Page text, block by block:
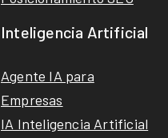
Inteligencia Artificial
Agente IA para
Empresas
IA Inteligencia Artificial